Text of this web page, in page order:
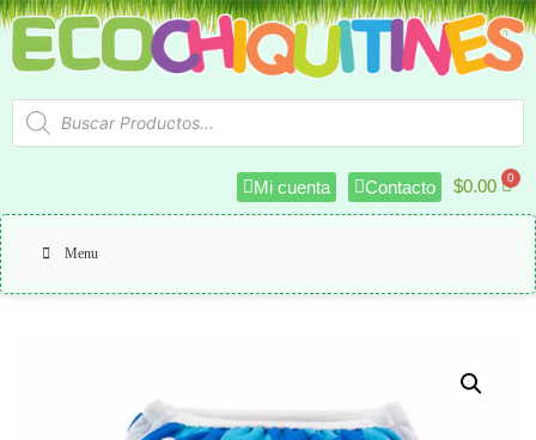
Mi cuenta Contacto $0.00
Menu